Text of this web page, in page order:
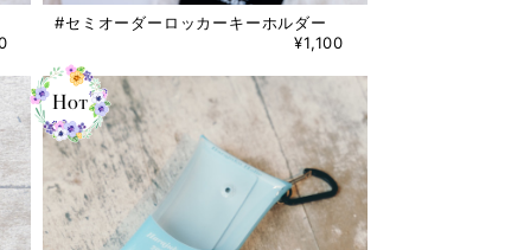
#セミオーダーロッカーキーホルダー
¥1,100